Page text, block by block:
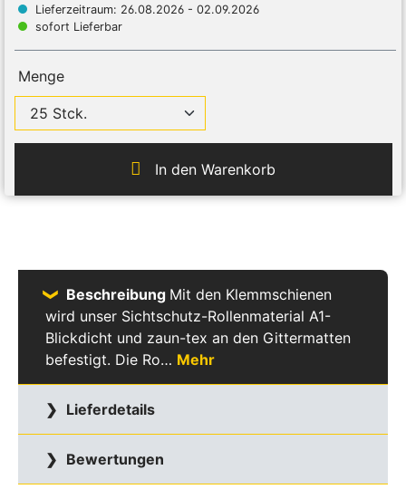
Lieferzeitraum: 26.08.2026 - 02.09.2026
sofort Lieferbar
Menge
In den Warenkorb
Beschreibung Mit den Klemmschienen
wird unser Sichtschutz-Rollenmaterial A1-
Blickdicht und zaun-tex an den Gittermatten
befestigt. Die Ro… Mehr
Lieferdetails
Bewertungen